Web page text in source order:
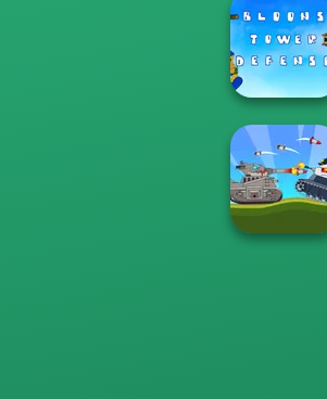
Avenger Guard
Bloons Tower
Defense